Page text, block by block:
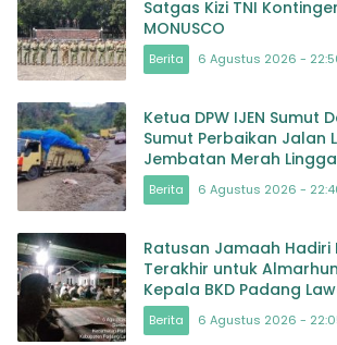
Satgas Kizi TNI
MONUSCO
Berita 6 Agustus 2026 -
Ketua DPW IJEN Sumut
Sumut Perbaikan Jalan
Jembatan Merah
Berita 6 Agustus 2026 -
Ratusan Jamaah Hadiri
Terakhir untuk
Kepala BKD Padang
Berita 6 Agustus 2026 -